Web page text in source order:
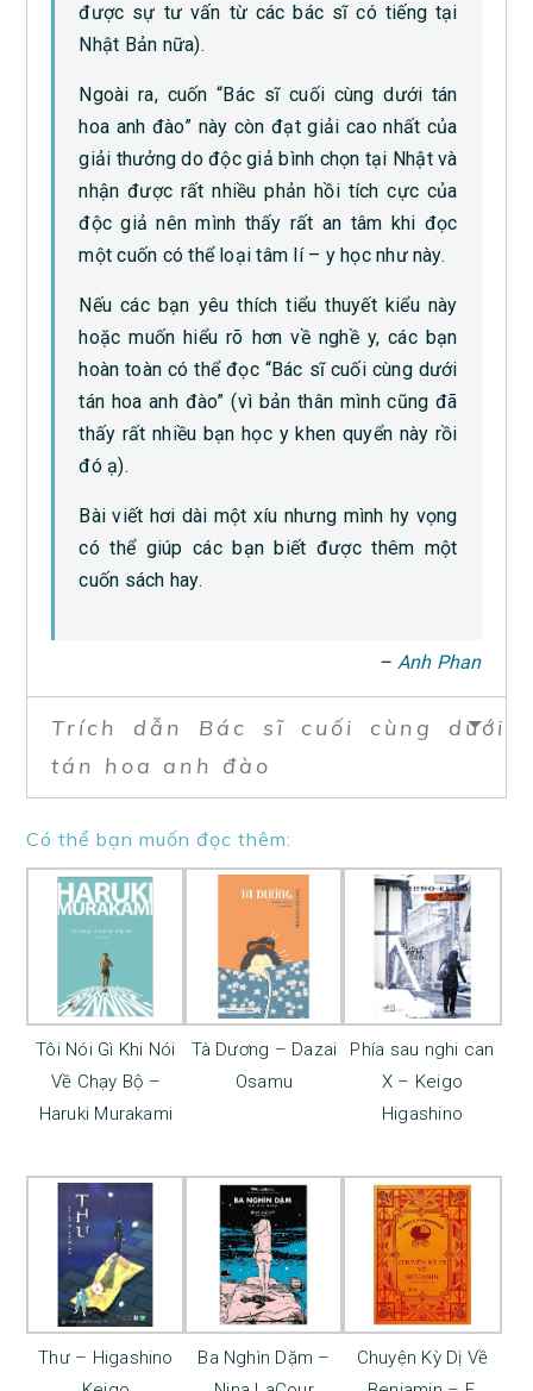
được sự tư vấn từ các bác sĩ có tiếng tại
Nhật Bản nữa).
Ngoài ra, cuốn “Bác sĩ cuối cùng dưới tán
hoa anh đào” này còn đạt giải cao nhất của
giải thưởng do độc giả bình chọn tại Nhật và
nhận được rất nhiều phản hồi tích cực của
độc giả nên mình thấy rất an tâm khi đọc
một cuốn có thể loại tâm lí – y học như này.
Nếu các bạn yêu thích tiểu thuyết kiểu này
hoặc muốn hiểu rõ hơn về nghề y, các bạn
hoàn toàn có thể đọc “Bác sĩ cuối cùng dưới
tán hoa anh đào” (vì bản thân mình cũng đã
thấy rất nhiều bạn học y khen quyển này rồi
đó ạ).
Bài viết hơi dài một xíu nhưng mình hy vọng
có thể giúp các bạn biết được thêm một
cuốn sách hay.
– Anh Phan
Trích dẫn Bác sĩ cuối cùng dưới
tán hoa anh đào
Có thể bạn muốn đọc thêm:
Tôi Nói Gì Khi Nói
Về Chạy Bộ –
Haruki Murakami
Tà Dương – Dazai
Osamu
Phía sau nghi can
X – Keigo
Higashino
Thư – Higashino
Ba Nghìn Dặm –
Chuyện Kỳ Dị Về